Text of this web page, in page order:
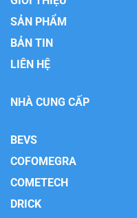
SẢN PHẨM
BẢN TIN
LIÊN HỆ
NHÀ CUNG CẤP
BEVS
COFOMEGRA
COMETECH
DRICK